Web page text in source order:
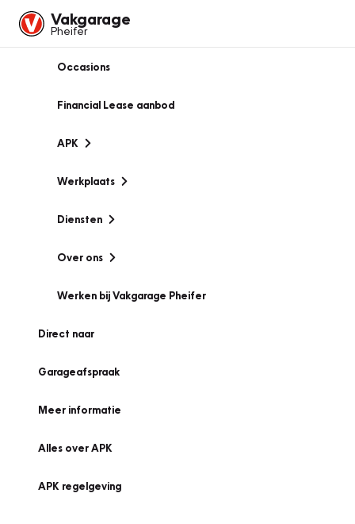
Vakgarage
Pheifer
Occasions
Financial Lease aanbod
APK
Werkplaats
Diensten
Over ons
Werken bij Vakgarage Pheifer
Direct naar
Garageafspraak
Meer informatie
Alles over APK
APK regelgeving